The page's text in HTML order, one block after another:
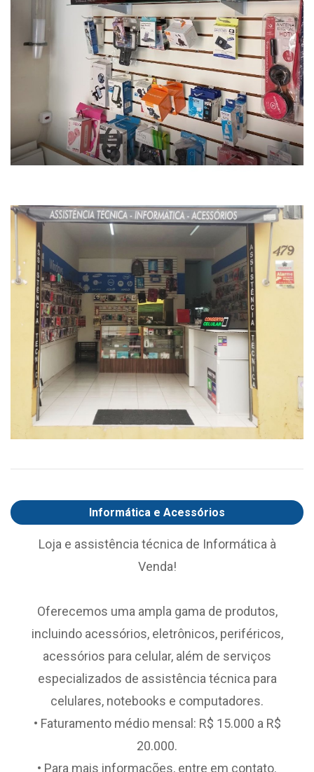
Informática e Acessórios
Loja e assistência técnica de Informática à
Venda!
Oferecemos uma ampla gama de produtos,
incluindo acessórios, eletrônicos, periféricos,
acessórios para celular, além de serviços
especializados de assistência técnica para
celulares, notebooks e computadores.
• Faturamento médio mensal: R$ 15.000 a R$
20.000.
• Para mais informações, entre em contato.